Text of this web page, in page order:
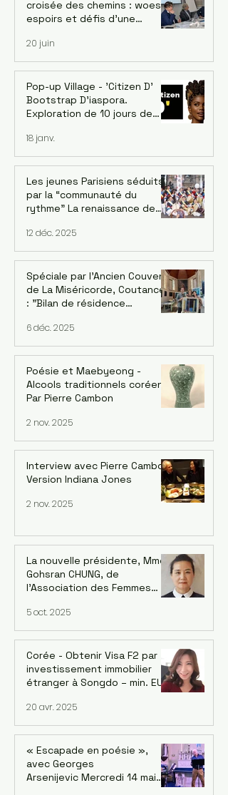
croisée des chemins : woes,
espoirs et défis d’une
Jaehoon Yoo, économiste et
ancien conseiller de la Banque
asiatique de développement
- le 18/06
20 juin
Pop-up Village - 'Citizen D'
Bootstrap D'iaspora.
Exploration de 10 jours de
émergent de Burkina Faso. 1-
10 Décembre 2026
18 janv.
Les jeunes Parisiens séduits
par la “communauté du
rythme” La renaissance de
parisien “DONGNAMPUNG“
12 déc. 2025
Spéciale par l'Ancien Couvent
de La Miséricorde, Coutances
: "Bilan de résidence
l'artiste UI-YEONG PARK. Par
Mija Han Gastebois
6 déc. 2025
Poésie et Maebyeong -
Alcools traditionnels coréens.
Par Pierre Cambon
2 nov. 2025
Interview avec Pierre Cambon,
Version Indiana Jones
2 nov. 2025
La nouvelle présidente, Mme
Gohsran CHUNG, de
l’Association des Femmes
Coréennes en France (AFCF-
Kowin France) inaugure un
forum sur le leadership
féminin et la Symphonie le 18
octobre à Saint-Mandé
5 oct. 2025
Corée - Obtenir Visa F2 par
investissement immobilier
étranger à Songdo – min. EUR
marché
20 avr. 2025
« Escapade en poésie »,
avec Georges
Arsenijevic Mercredi 14 mai